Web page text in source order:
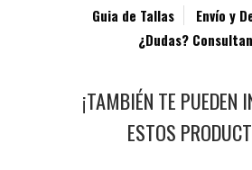
Guia de Tallas
Envío y
¿Dudas?
¡TAMBIÉN TE PUEDEN
ESTOS